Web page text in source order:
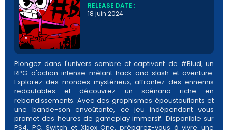
RELEASE DATE :
18 juin 2024
Plongez dans l'univers sombre et captivant de #Blud, un
RPG d'action intense mêlant hack and slash et aventure.
Explorez des mondes mystérieux, affrontez des ennemis
redoutables et découvrez un scénario riche en
rebondissements. Avec des graphismes époustouflants et
une bande-son envoûtante, ce jeu indépendant vous
promet des heures de gameplay immersif. Disponible sur
PS4, PC, Switch et Xbox One, préparez-vous à vivre une